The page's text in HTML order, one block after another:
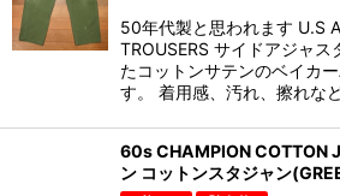
50年代製と思われます U.S
TROUSERS サイドアジャ
たコットンサテンのベイカ
す。 着用感、汚れ、擦れな
60s CHAMPION COTTON
ン コットンスタジャン